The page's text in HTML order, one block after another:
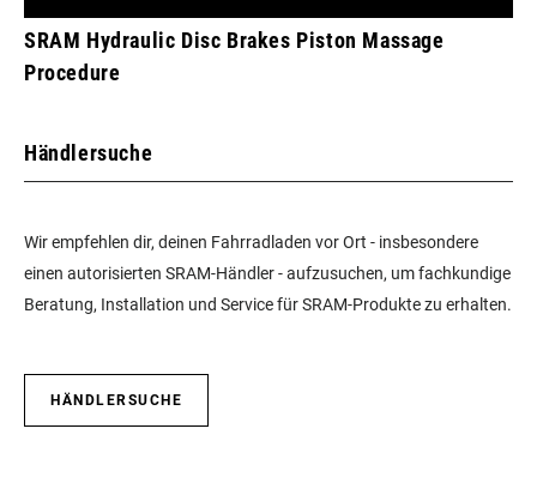
SRAM Hydraulic Disc Brakes Piston Massage
Procedure
Händlersuche
Wir empfehlen dir, deinen Fahrradladen vor Ort - insbesondere
einen autorisierten SRAM-Händler - aufzusuchen, um fachkundige
Beratung, Installation und Service für SRAM-Produkte zu erhalten.
HÄNDLERSUCHE